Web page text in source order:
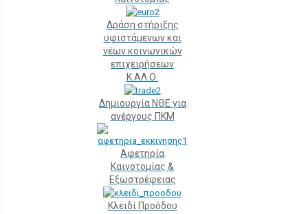
Δράση στήριξης
υφιστάμενων και
νέων κοινωνικών
επιχειρήσεων
Κ.ΑΛ.Ο.
Δημιουργία ΝΘΕ για
ανέργους ΠΚΜ
Αφετηρία
Kαινοτομίας &
Εξωστρέφειας
Κλειδί Προόδου